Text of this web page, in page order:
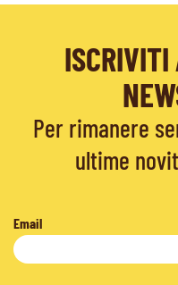
Per rimanere
ultime
Email